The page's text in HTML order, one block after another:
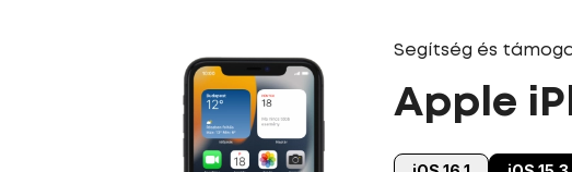
Segítség és
Apple